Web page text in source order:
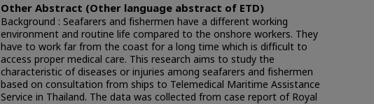
Other Abstract (Other language abstract of ETD)
Background : Seafarers and fishermen have a different working
environment and routine life compared to the onshore workers. They
have to work far from the coast for a long time which is difficult to
access proper medical care. This research aims to study the
characteristic of diseases or injuries among seafarers and fishermen
based on consultation from ships to Telemedical Maritime Assistance
Service in Thailand. The data was collected from case report of Royal